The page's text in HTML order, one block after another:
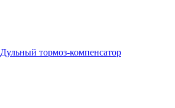
Дульный тормоз-компенсатор